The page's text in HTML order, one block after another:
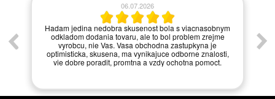
06.07.2026
Hadam jedina nedobra skusenost bola s viacnasobnym
odkladom dodania tovaru, ale to bol problem zrejme
vyrobcu, nie Vas. Vasa obchodna zastupkyna je
optimisticka, skusena, ma vynikajuce odborne znalosti,
vie dobre poradit, promtna a vzdy ochotna pomoct.